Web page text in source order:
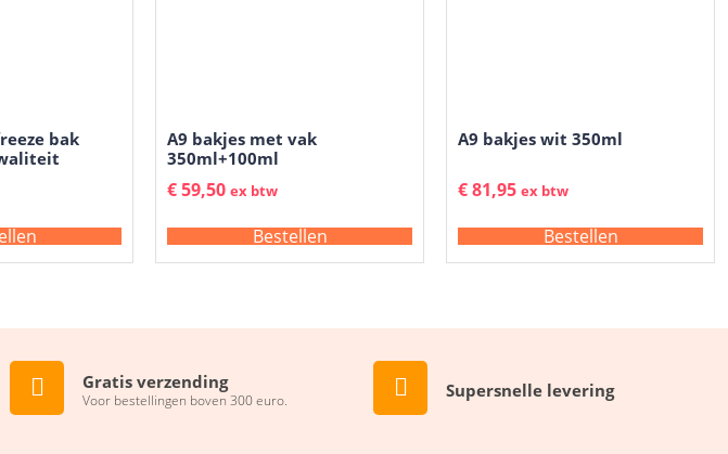
bak
A9 bakjes met vak
350ml+100ml
€59,50 ex btw
Bestellen
A9 bakjes wit 350ml
€81,95 ex btw
Bestellen
Gratis verzending
Voor bestellingen boven 300 euro. Supersnelle levering